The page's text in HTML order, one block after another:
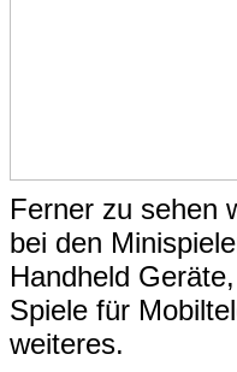
Ferner zu sehen
bei den
Handheld
Spiele für
weiteres.